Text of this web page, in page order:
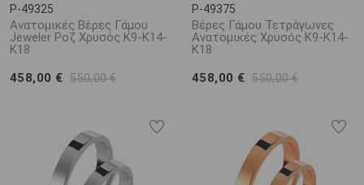
P-49325
Ανατομικές Βέρες Γάμου
Jeweler Ροζ Χρυσός Κ9-Κ14-
Κ18
458,00 € 550,00 €
P-49375
Βέρες Γάμου Τετράγωνες
Ανατομικές Χρυσός Κ9-Κ14-
Κ18
458,00 € 550,00 €